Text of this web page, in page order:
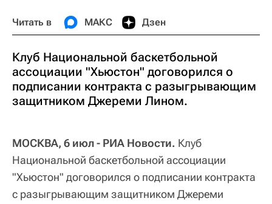
Читать в МАКС Дзен
Клуб Национальной баскетбольной
ассоциации "Хьюстон" договорился о
подписании контракта с разыгрывающим
защитником Джереми Лином.
МОСКВА, 6 июл - РИА Новости. Клуб
Национальной баскетбольной ассоциации
"Хьюстон" договорился о подписании контракта
с разыгрывающим защитником Джереми